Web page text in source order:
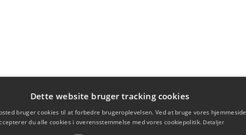
Dette website bruger tracking cookies
bruger cookies til at forbedre brugeroplevelsen. Ved at bruge vores hjemmeside
du alle cookies i overensstemmelse med vores cookiepolitik. Detaljer